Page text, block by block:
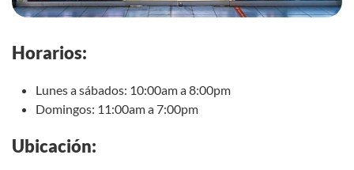
Horarios:
Lunes a sábados: 10:00am a 8:00pm
Domingos: 11:00am a 7:00pm
Ubicación: